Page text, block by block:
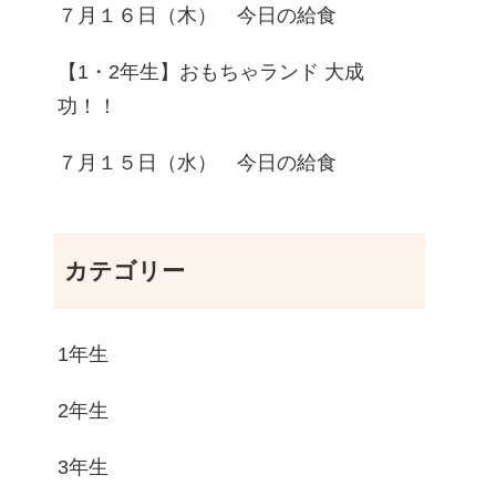
７月１６日（木） 今日の給食
【1・2年生】おもちゃランド 大成
功！！
７月１５日（水） 今日の給食
カテゴリー
1年生
2年生
3年生